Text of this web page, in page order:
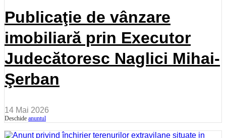
Publicaţie de vânzare
imobiliară prin Executor
Judecătoresc Naglici Mihai-
Şerban
14 Mai 2026
Deschide anuntul